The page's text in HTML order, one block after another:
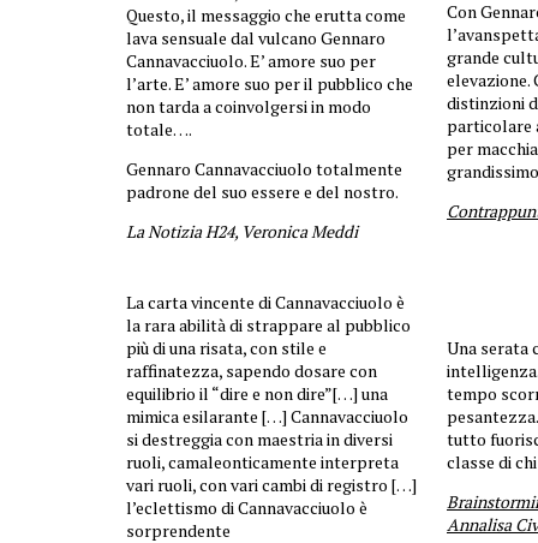
Questo, il messaggio che erutta come
lava sensuale dal vulcano Gennaro
Cannavacciuolo. E’ amore suo per
l’arte. E’ amore suo per il pubblico che
non tarda a coinvolgersi in modo
totale….
Gennaro Cannavacciuolo totalmente
padrone del suo essere e del nostro.
La Notizia H24, Veronica Meddi
Con
grande
elevazione.
distinzioni
particolare
per
La carta vincente di Cannavacciuolo è
la rara abilità di strappare al pubblico
più di una risata, con stile e
raffinatezza, sapendo dosare con
equilibrio il “dire e non dire”[…] una
mimica esilarante […] Cannavacciuolo
si destreggia con maestria in diversi
ruoli, camaleonticamente interpreta
vari ruoli, con vari cambi di registro […]
l’eclettismo di Cannavacciuolo è
sorprendente
Una serata
tempo
tutto
classe di
Annalisa